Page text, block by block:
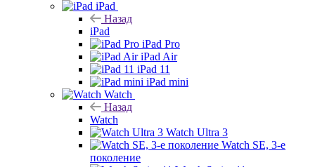
iPad
Назад
iPad
iPad Pro
iPad Air
iPad 11
iPad mini
Watch
Назад
Watch
Watch Ultra 3
Watch SE, 3-е
поколение